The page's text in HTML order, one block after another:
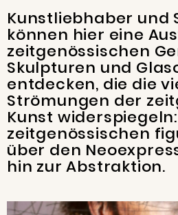
Kunstliebhaber und
können hier eine
zeitgenössischen
Skulpturen und
entdecken, die die
Strömungen der
Kunst
zeitgenössischen
über den
hin zur Abstraktion.